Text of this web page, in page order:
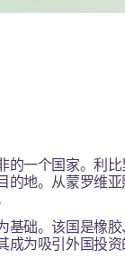
一个国家。利
地。从蒙罗维
础。该国是橡
为吸引外国投资